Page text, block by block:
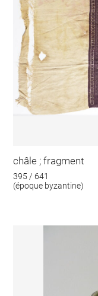
châle ; fragment
395 / 641
(époque byzantine)